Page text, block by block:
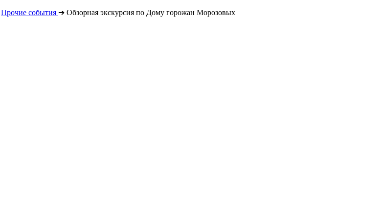
Прочие события ➔ Обзорная экскурсия по Дому горожан Морозовых